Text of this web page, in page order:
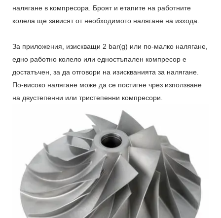
налягане в компресора. Броят и етапите на работните
колела ще зависят от необходимото налягане на изхода.
За приложения, изискващи 2 bar(g) или по-малко налягане,
едно работно колело или едностъпален компресор е
достатъчен, за да отговори на изискванията за налягане.
По-високо налягане може да се постигне чрез използване
на двустепенни или тристепенни компресори.